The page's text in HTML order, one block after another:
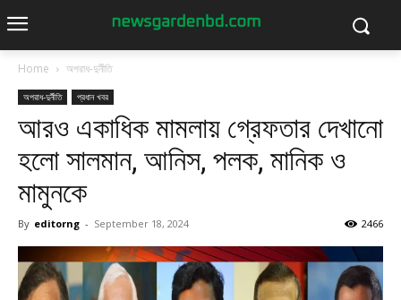
Home অপরাধ-দুর্নীতি
অপরাধ-দুর্নীতি প্রধান খবর
আরও একাধিক মামলায় গ্রেফতার দেখানো
হলো সালমান, আনিস, পলক, মানিক ও
মামুনকে
By editorng - September 18, 2024 2466